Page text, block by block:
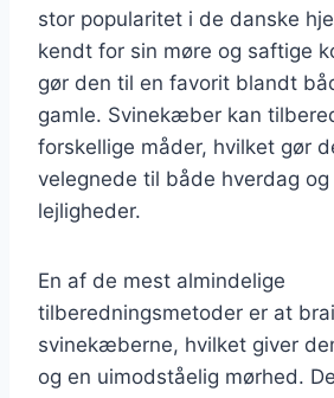
stor popularitet i de danske
kendt for sin møre og saftige
gør den til en favorit blandt
gamle. Svinekæber kan
forskellige måder, hvilket gør
velegnede til både hverdag
lejligheder.
En af de mest almindelige
tilberedningsmetoder er at
svinekæberne, hvilket giver
og en uimodståelig mørhed.